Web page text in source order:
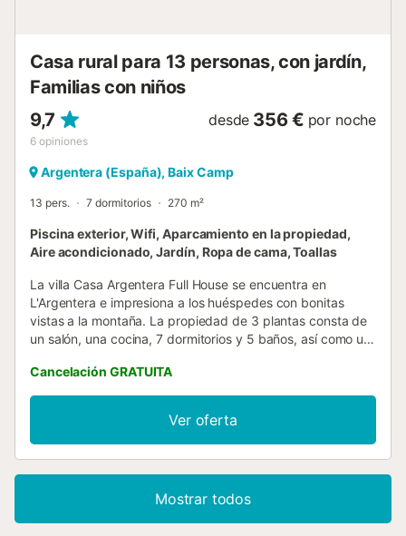
Casa rural para 13 personas, con jardín,
Familias con niños
9,7
6 opiniones
desde 356 € por noche
Argentera (España), Baix Camp
13 pers. 7 dormitorios 270 m²
Piscina exterior, Wifi, Aparcamiento en la propiedad,
Aire acondicionado, Jardín, Ropa de cama, Toallas
La villa Casa Argentera Full House se encuentra en
L'Argentera e impresiona a los huéspedes con bonitas
vistas a la montaña. La propiedad de 3 plantas consta de
un salón, una cocina, 7 dormitorios y 5 baños, así como un
servicios adicionales incluyen Wi-Fi de alta velocidad (apto
para videollamadas) con un espacio de trabajo dedicado
para la oficina en casa, un ventilador, una lavadora, una
secadora, así como toallas de playa / piscina. 3 cunas y
una trona también están disponibles. Este alojamiento no
jardín, dos terrazas descubiertas, balcón, barbacoa y
parque infantil. Los huéspedes tienen acceso a una piscina
Cancelación GRATUITA
Ver oferta
Mostrar todos